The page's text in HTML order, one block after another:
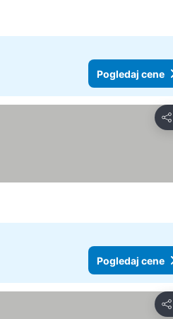
Pogledaj cene
Deli
Pogledaj cene
Deli